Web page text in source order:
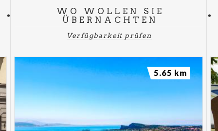
WO WOLLEN SIE
ÜBERNACHTEN
Verfügbarkeit prüfen
5.65 km